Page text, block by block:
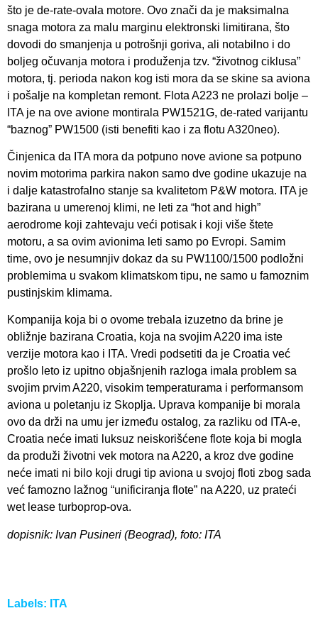
što je de-rate-ovala motore. Ovo znači da je maksimalna
snaga motora za malu marginu elektronski limitirana, što
dovodi do smanjenja u potrošnji goriva, ali notabilno i do
boljeg očuvanja motora i produženja tzv. “životnog ciklusa”
motora, tj. perioda nakon kog isti mora da se skine sa aviona
i pošalje na kompletan remont. Flota A223 ne prolazi bolje –
ITA je na ove avione montirala PW1521G, de-rated varijantu
“baznog” PW1500 (isti benefiti kao i za flotu A320neo).
Činjenica da ITA mora da potpuno nove avione sa potpuno
novim motorima parkira nakon samo dve godine ukazuje na
i dalje katastrofalno stanje sa kvalitetom P&W motora. ITA je
bazirana u umerenoj klimi, ne leti za “hot and high”
aerodrome koji zahtevaju veći potisak i koji više štete
motoru, a sa ovim avionima leti samo po Evropi. Samim
time, ovo je nesumnjiv dokaz da su PW1100/1500 podložni
problemima u svakom klimatskom tipu, ne samo u famoznim
pustinjskim klimama.
Kompanija koja bi o ovome trebala izuzetno da brine je
obližnje bazirana Croatia, koja na svojim A220 ima iste
verzije motora kao i ITA. Vredi podsetiti da je Croatia već
prošlo leto iz upitno objašnjenih razloga imala problem sa
svojim prvim A220, visokim temperaturama i performansom
aviona u poletanju iz Skoplja. Uprava kompanije bi morala
ovo da drži na umu jer između ostalog, za razliku od ITA-e,
Croatia neće imati luksuz neiskorišćene flote koja bi mogla
da produži životni vek motora na A220, a kroz dve godine
neće imati ni bilo koji drugi tip aviona u svojoj floti zbog sada
već famozno lažnog “unificiranja flote” na A220, uz prateći
wet lease turboprop-ova.
dopisnik: Ivan Pusineri (Beograd), foto: ITA
Labels: ITA